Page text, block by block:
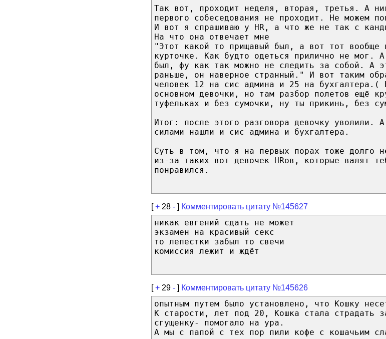
Так вот, проходит неделя, вторая, третья. А
первого собеседования не проходит. Не можем
И вот я спрашиваю у HR, а что же не так с
На что она отвечает мне
"Этот какой то прищавый был, а вот тот вообще
курточке. Как будто одеться прилично не мог.
был, фу как так можно не следить за собой. А
раньше, он наверное странный." И вот таким
человек 12 на сис админа и 25 на бухгалтера.(
основном девочки, но там разбор полетов ещё
туфельках и без сумочки, ну ты прикинь, без
Итог: после этого разговора девочку уволили.
силами нашли и сис админа и бухгалтера.
Суть в том, что я на первых порах тоже долго
из-за таких вот девочек HRов, которые валят
понравился.
[+ 28 - ] Комментировать цитату №145627
никак евгений сдать не может
экзамен на красивый секс
то лепестки забыл то свечи
комиссия лежит и ждёт
[+ 29 - ] Комментировать цитату №145626
опытным путем было установлено, что Кошку
К старости, лет под 20, Кошка стала страдать
сгущенку- помогало на ура.
А мы с папой с тех пор пили кофе с кошачьим